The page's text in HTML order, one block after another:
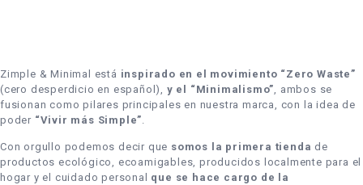
Zimple & Minimal está inspirado en el movimiento “Zero Waste”
(cero desperdicio en español), y el “Minimalismo” , ambos se
fusionan como pilares principales en nuestra marca, con la idea de
poder “Vivir más Simple”
Con orgullo podemos decir que somos la primera tienda de
productos ecológico, ecoamigables, producidos localmente para el
hogar y el cuidado personal que se hace cargo de la